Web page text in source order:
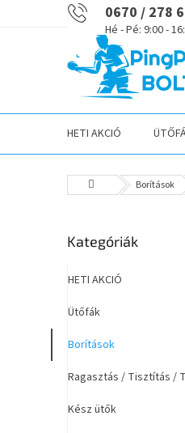
0670 / 278
HETI AKCIÓ
KezdőlapBorítások
l
a
s
p
a
e
Kategóriák
Kategóriák
HETI AKCIÓ
Ütőfák
Borítások
Ragasztás / Tisztítás /
Kész ütők